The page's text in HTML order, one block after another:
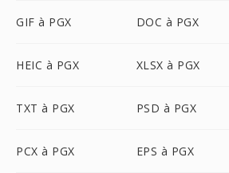
GIF à PGX DOC à PGX
HEIC à PGX XLSX à PGX
TXT à PGX PSD à PGX
PCX à PGX EPS à PGX